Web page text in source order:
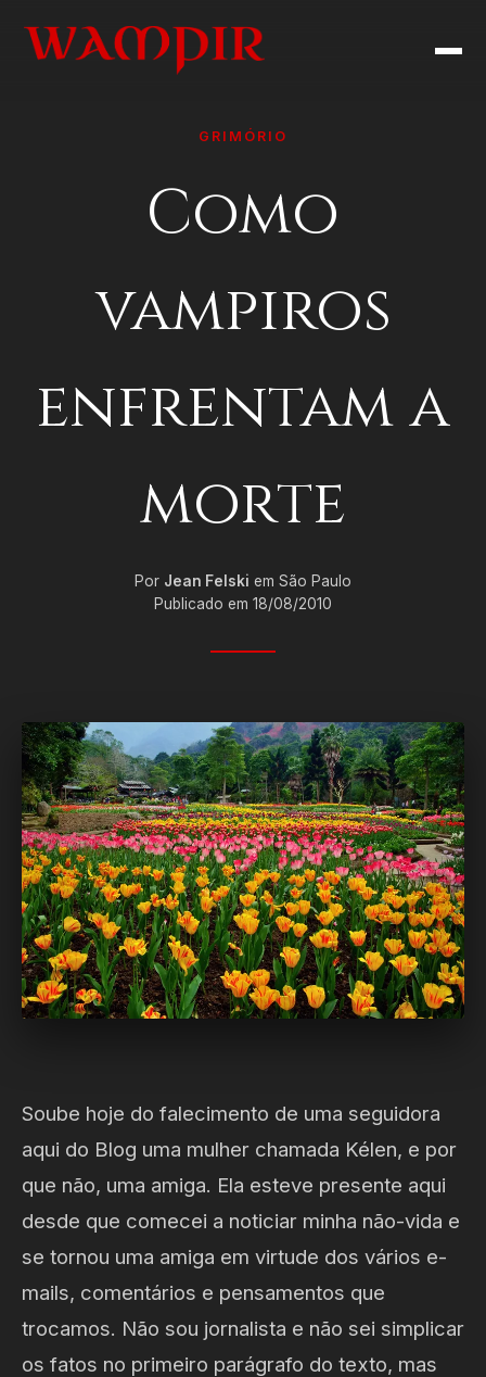
GRIMÓRIO
Como
vampiros
enfrentam a
morte
Por Jean Felski em São Paulo
Publicado em 18/08/2010
Soube hoje do falecimento de uma seguidora
aqui do Blog uma mulher chamada Kélen, e por
que não, uma amiga. Ela esteve presente aqui
desde que comecei a noticiar minha não-vida e
se tornou uma amiga em virtude dos vários e-
mails, comentários e pensamentos que
trocamos. Não sou jornalista e não sei simplicar
os fatos no primeiro parágrafo do texto, mas